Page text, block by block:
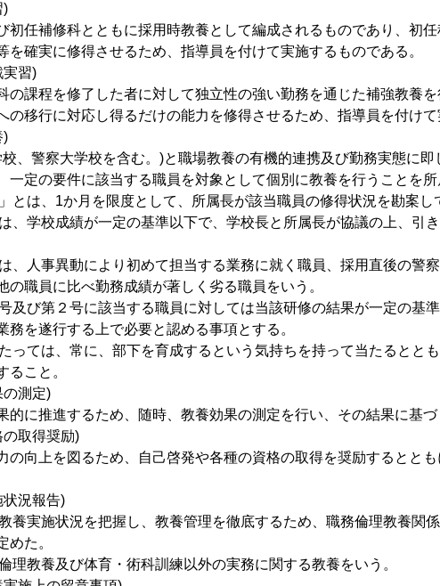
)
初任補修科とともに採用時教養として編成されるものであり、初
を確実に修得させるため、指導員を付けて実施するものである。
習)
の課程を修了した者に対して独立性の強い勤務を通じた補強教養
の移行に対応し得るだけの能力を修得させるため、指導員を付けて
)
、警察大学校を含む。)と職場教養の有機的連携及び勤務実態に
一定の要件に該当する職員を対象として個別に教養を行うことを所
は、1か月を限度として、所属長が該当職員の修得状況を勘案し
学校成績が一定の基準以下で、学校長と所属長が協議の上、引
人事異動により初めて担当する業務に就く職員、採用直後の警
の職員に比べ勤務成績が著しく劣る職員をいう。
び第２号に該当する職員に対しては当該研修の結果が一定の基
務を遂行する上で必要と認める事項とする。
ては、常に、部下を育成するという気持ちを持って当たるとと
ること。
測定)
的に推進するため、随時、教養効果の測定を行い、その結果に基づ
取得奨励)
の向上を図るため、自己啓発や各種の資格の取得を奨励するとと
況報告)
実施状況を把握し、教養管理を徹底するため、職務倫理教養関
めた。
教養及び体育・術科訓練以外の実務に関する教養をいう。